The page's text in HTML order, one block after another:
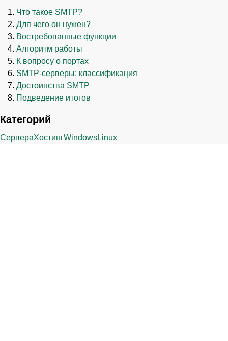
Что такое SMTP?
Для чего он нужен?
Востребованные функции
Алгоритм работы
К вопросу о портах
SMTP-серверы: классификация
Достоинства SMTP
Подведение итогов
Категорий
СервераХостингWindowsLinux